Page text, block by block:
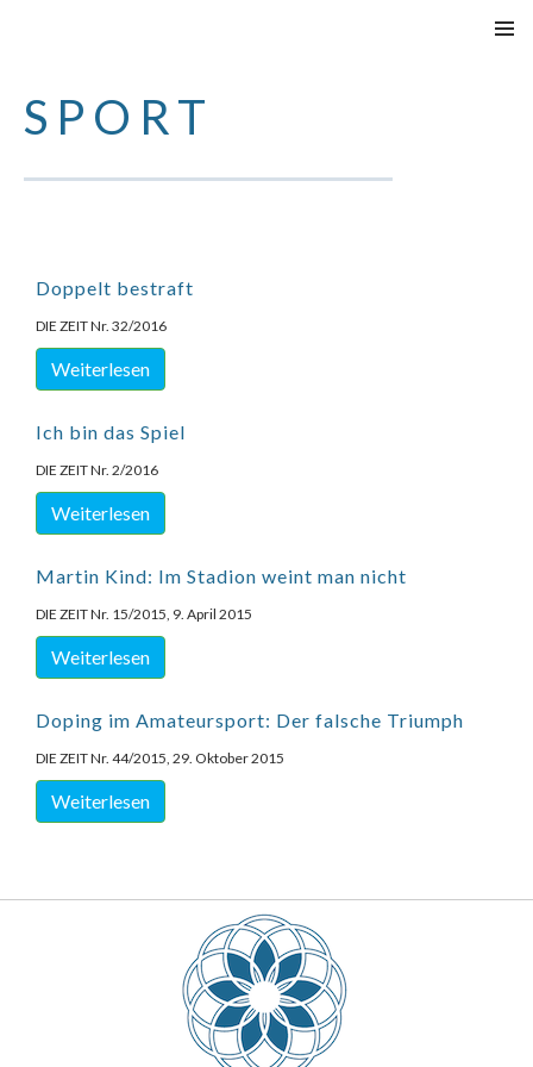
INHALT
SPORT
Doppelt bestraft
DIE ZEIT Nr. 32/2016
Weiterlesen
Ich bin das Spiel
DIE ZEIT Nr. 2/2016
Weiterlesen
Martin Kind: Im Stadion weint man nicht
DIE ZEIT Nr. 15/2015, 9. April 2015
Weiterlesen
Doping im Amateursport: Der falsche Triumph
DIE ZEIT Nr. 44/2015, 29. Oktober 2015
Weiterlesen